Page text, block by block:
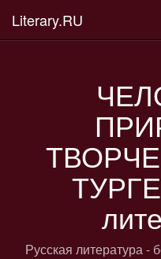
Literary.RU
Русская литература -